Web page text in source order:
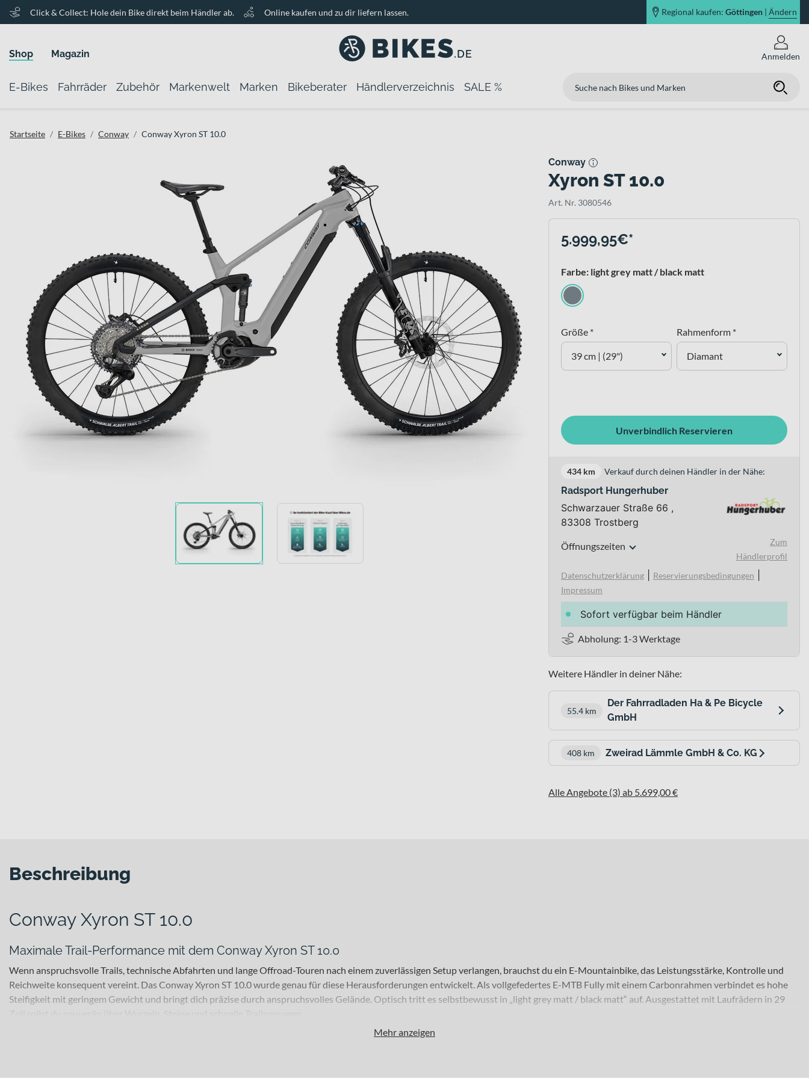
Click & Collect: Hole dein Bike direkt beim Händler ab. Online kaufen und zu dir liefern lassen. Regional kaufen: Göttingen | Ändern
Shop Magazin Anmelden
E-Bikes Fahrräder Zubehör Markenwelt Marken Bikeberater Händlerverzeichnis SALE %
Startseite E-Bikes Conway Conway Xyron ST 10.0
Conway
Xyron ST 10.0
Art. Nr. 3080546
5.999,95€*
Farbe: light grey matt / black matt
Größe *
39 cm | (29")
Rahmenform *
Diamant
Unverbindlich Reservieren
434 km Verkauf durch deinen Händler in der Nähe:
Radsport Hungerhuber
Schwarzauer Straße 66 ,
83308 Trostberg
Öffnungszeiten
Zum
Händlerprofil
Datenschutzerklärung
Reservierungsbedingungen
Impressum
Sofort verfügbar beim Händler
Abholung: 1-3 Werktage
Weitere Händler in deiner Nähe:
55.4 km
Der Fahrradladen Ha & Pe Bicycle
GmbH
408 km Zweirad Lämmle GmbH & Co. KG
Alle Angebote (3) ab 5.699,00 €
Beschreibung
Conway Xyron ST 10.0
Maximale Trail-Performance mit dem Conway Xyron ST 10.0
Wenn anspruchsvolle Trails, technische Abfahrten und lange Offroad-Touren nach einem zuverlässigen Setup verlangen, brauchst du ein E-Mountainbike, das Leistungsstärke, Kontrolle und
Reichweite konsequent vereint. Das Conway Xyron ST 10.0 wurde genau für diese Herausforderungen entwickelt. Als vollgefedertes E-MTB Fully mit einem Carbonrahmen verbindet es hohe
Steifigkeit mit geringem Gewicht und bringt dich präzise durch anspruchsvolles Gelände. Optisch tritt es selbstbewusst in „light grey matt / black matt“ auf. Ausgestattet mit Laufrädern in 29
Zoll rollst du souverän über Wurzeln, Steine und schnelle Trailpassagen.
Mehr anzeigen